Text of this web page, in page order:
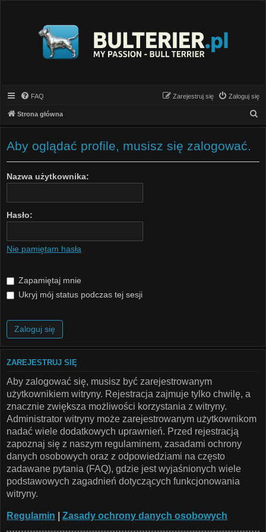
FAQ Zaloguj się
Zarejestruj się
Strona główna
z
Aby oglądać profile, musisz się zalogować.
Nazwa użytkownika:
Hasło:
Nie pamiętam hasła
Zapamiętaj mnie
Ukryj mój status podczas tej sesji
ZAREJESTRUJ SIĘ
Aby zalogować się, musisz być zarejestrowanym
użytkownikiem witryny. Rejestracja zajmuje tylko chwilę, a
znacznie zwiększa możliwości korzystania z witryny.
Administrator witryny może zarejestrowanym użytkownikom
nadać wiele dodatkowych uprawnień. Przed rejestracją
zapoznaj się z naszym regulaminem, zasadami ochrony
danych osobowych oraz z odpowiedziami na często
zadawane pytania (FAQ), gdzie jest wyjaśnionych wiele
podstawowych zagadnień dotyczących funkcjonowania
witryny.
Regulamin Zasady ochrony danych osobowych